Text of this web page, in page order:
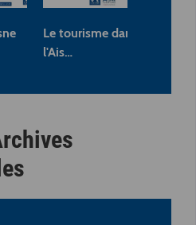
Le tourisme dans
l'Ais…